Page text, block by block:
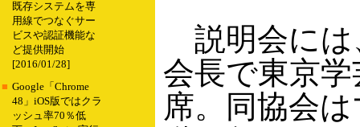
既存システムを専
用線でつなぐサー
ビスや認証機能な
ど提供開始
[2016/01/28]
■ Google「Chrome
48」iOS版ではクラ
ッシュ率70％低
説明会には
会長で東京
席。同協会